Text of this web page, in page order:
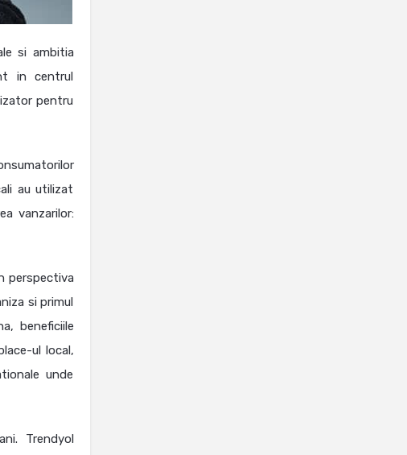
si ambitia
in centrul
pentru
au utilizat
vanzarilor:
perspectiva
si primul
beneficiile
ul local,
unde
Trendyol